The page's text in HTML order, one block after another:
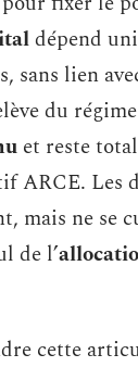
dépend
sans lien
du
et reste
ARCE. Les
mais ne se
de l’
cette